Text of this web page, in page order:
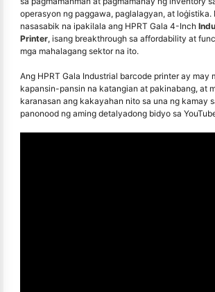
operasyon ng paggawa, paglalagyan, at loġistika.
nasasabik na ipakilala ang HPRT Gala 4-Inch
Printer, isang breakthrough sa affordability at
mga mahalagang sektor na ito.
Ang HPRT Gala Industrial barcode printer ay may
kapansin-pansin na katangian at pakinabang, at
karanasan ang kakayahan nito sa una ng kamay
panonood ng aming detalyadong bidyo sa